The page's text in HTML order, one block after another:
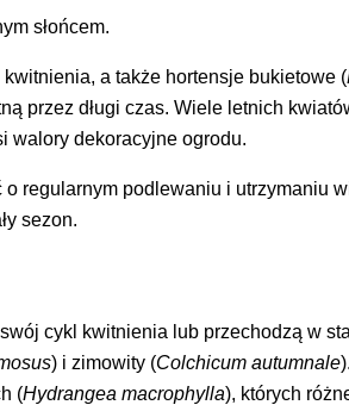
słońcem.
a także hortensje bukietowe (
przez długi czas. Wiele letnich
walory dekoracyjne ogrodu.
regularnym podlewaniu i utrzymaniu
sezon.
cykl kwitnienia lub przechodzą w
) i zimowity (Colchicum autumnale
(Hydrangea macrophylla), których